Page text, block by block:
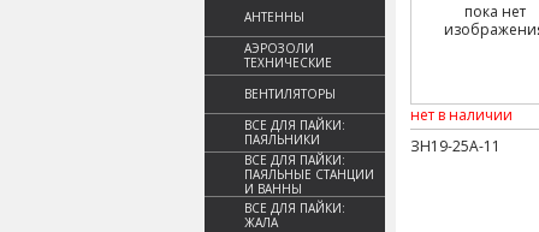
АНТЕННЫ
АЭРОЗОЛИ
ТЕХНИЧЕСКИЕ
ВЕНТИЛЯТОРЫ
ВСЕ ДЛЯ ПАЙКИ:
ПАЯЛЬНИКИ
ВСЕ ДЛЯ ПАЙКИ:
ПАЯЛЬНЫЕ СТАНЦИИ
И ВАННЫ
ВСЕ ДЛЯ ПАЙКИ:
ЖАЛА
пока нет
нет в наличии
ЗН19-25А-11